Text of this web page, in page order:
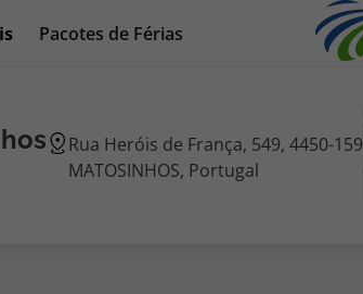
Pacotes de Férias
Rua Heróis de França, 549, 4450-159
MATOSINHOS, Portugal